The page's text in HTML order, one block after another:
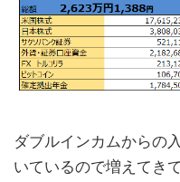
ダブルインカムからの
いているので増えてき